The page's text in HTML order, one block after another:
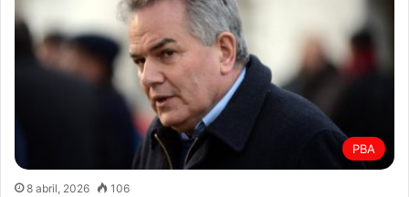
PBA
8 abril, 2026 106